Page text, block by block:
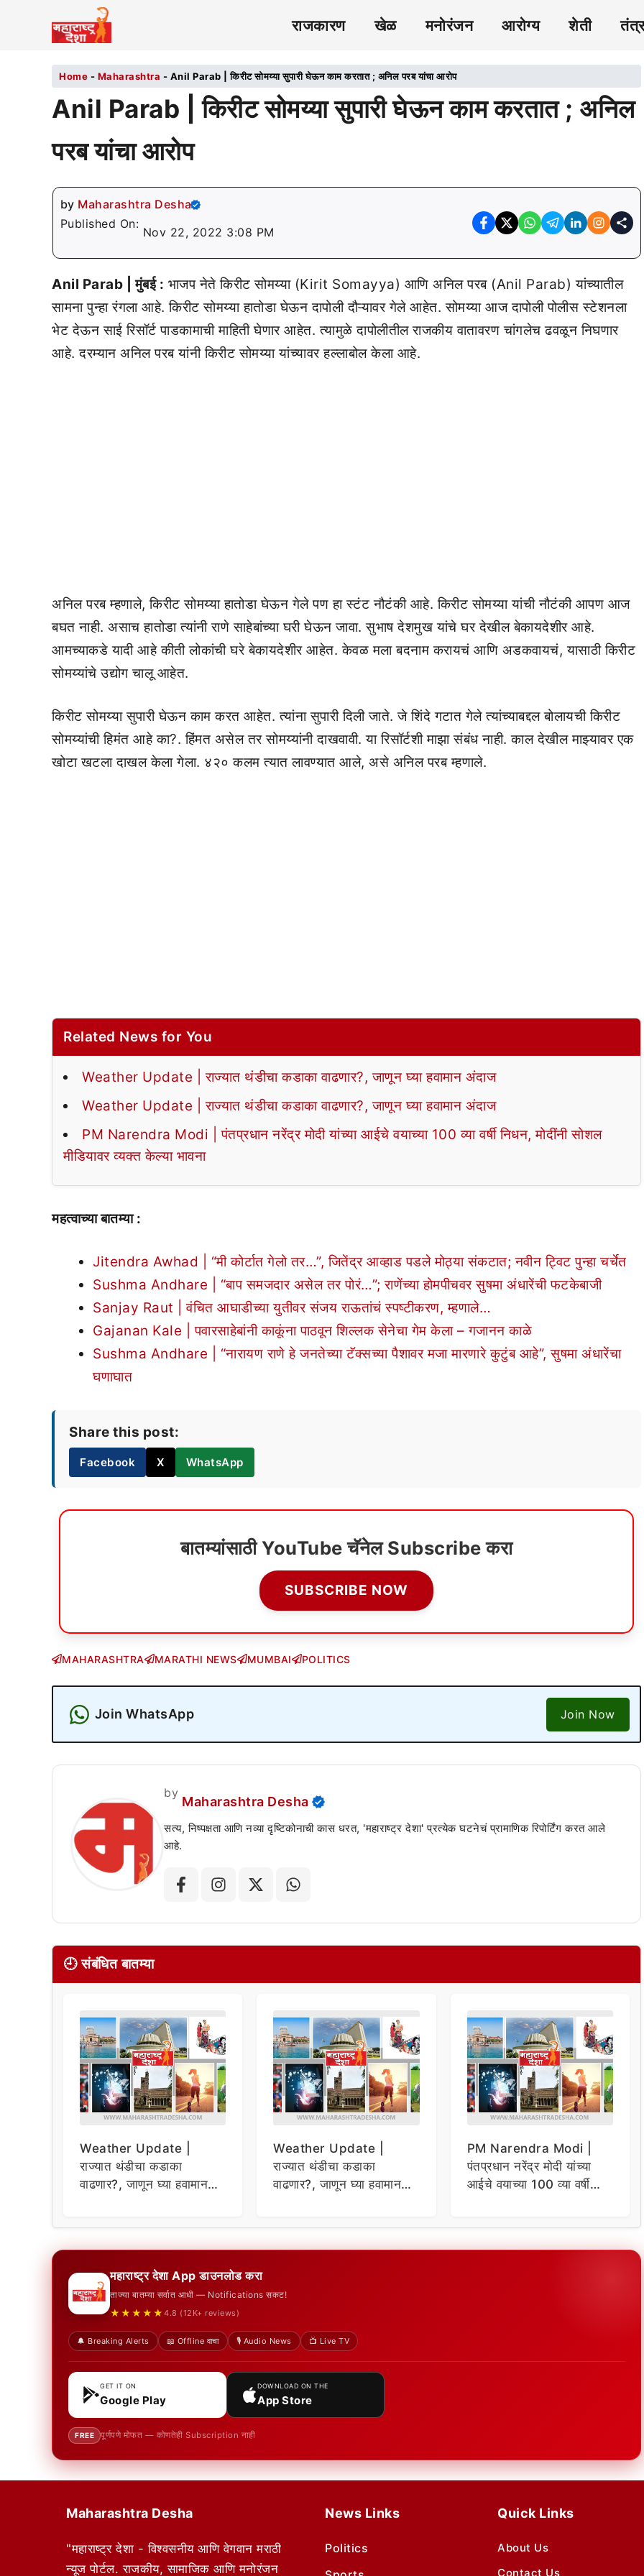
राजकारण खेळ मनोरंजन आरोग्य शेती
Home - Maharashtra - Anil Parab | किरीट सोमय्या सुपारी घेऊन काम करतात ; अनिल परब यांचा आरोप
Anil Parab | किरीट सोमय्या सुपारी घेऊन काम करतात ; अनिल
परब यांचा आरोप
by Maharashtra Desha
Published On:
Nov 22, 2022 3:08 PM
Anil Parab | मुंबई : भाजप नेते किरीट सोमय्या (Kirit Somayya) आणि अनिल परब (Anil Parab) यांच्यातील
सामना पुन्हा रंगला आहे. किरीट सोमय्या हातोडा घेऊन दापोली दौऱ्यावर गेले आहेत. सोमय्या आज दापोली पोलीस स्टेशनला
भेट देऊन साई रिसॉर्ट पाडकामाची माहिती घेणार आहेत. त्यामुळे दापोलीतील राजकीय वातावरण चांगलेच ढवळून निघणार
आहे. दरम्यान अनिल परब यांनी किरीट सोमय्या यांच्यावर हल्लाबोल केला आहे.
अनिल परब म्हणाले, किरीट सोमय्या हातोडा घेऊन गेले पण हा स्टंट नौटंकी आहे. किरीट सोमय्या यांची नौटंकी आपण आज
बघत नाही. असाच हातोडा त्यांनी राणे साहेबांच्या घरी घेऊन जावा. सुभाष देशमुख यांचे घर देखील बेकायदेशीर आहे.
आमच्याकडे यादी आहे कीती लोकांची घरे बेकायदेशीर आहेत. केवळ मला बदनाम करायचं आणि अडकवायचं, यासाठी किरीट
सोमय्यांचे उद्योग चालू आहेत.
किरीट सोमय्या सुपारी घेऊन काम करत आहेत. त्यांना सुपारी दिली जाते. जे शिंदे गटात गेले त्यांच्याबद्दल बोलायची किरीट
सोमय्यांची हिमंत आहे का?. हिंमत असेल तर सोमय्यांनी दाखवावी. या रिसॉर्टशी माझा संबंध नाही. काल देखील माझ्यावर एक
खोटा खटला दाखल केला गेला. ४२० कलम त्यात लावण्यात आले, असे अनिल परब म्हणाले.
Related News for You
Weather Update | राज्यात थंडीचा कडाका वाढणार?, जाणून घ्या हवामान अंदाज
Weather Update | राज्यात थंडीचा कडाका वाढणार?, जाणून घ्या हवामान अंदाज
PM Narendra Modi | पंतप्रधान नरेंद्र मोदी यांच्या आईचे वयाच्या 100 व्या वर्षी निधन, मोदींनी सोशल
मीडियावर व्यक्त केल्या भावना
महत्वाच्या बातम्या :
Jitendra Awhad | “मी कोर्टात गेलो तर…”, जितेंद्र आव्हाड पडले मोठ्या संकटात; नवीन ट्विट पुन्हा चर्चेत
Sushma Andhare | “बाप समजदार असेल तर पोरं…”; राणेंच्या होमपीचवर सुषमा अंधारेंची फटकेबाजी
Sanjay Raut | वंचित आघाडीच्या युतीवर संजय राऊतांचं स्पष्टीकरण, म्हणाले…
Gajanan Kale | पवारसाहेबांनी काकूंना पाठवून शिल्लक सेनेचा गेम केला – गजानन काळे
Sushma Andhare | “नारायण राणे हे जनतेच्या टॅक्सच्या पैशावर मजा मारणारे कुटुंब आहे”, सुषमा अंधारेंचा
घणाघात
Share this post:
Facebook X WhatsApp
बातम्यांसाठी YouTube चॅनेल Subscribe करा
SUBSCRIBE NOW
MAHARASHTRA MARATHI NEWS MUMBAI POLITICS
Join WhatsApp Join Now
by
Maharashtra Desha
सत्य, निष्पक्षता आणि नव्या दृष्टिकोनाची कास धरत, 'महाराष्ट्र देशा' प्रत्येक घटनेचं प्रामाणिक रिपोर्टिंग करत आले
आहे.
🕘 संबंधित बातम्या
Weather Update |
राज्यात थंडीचा कडाका
वाढणार?, जाणून घ्या हवामान
Weather Update |
राज्यात थंडीचा कडाका
वाढणार?, जाणून घ्या हवामान
PM Narendra Modi |
पंतप्रधान नरेंद्र मोदी यांच्या
आईचे वयाच्या 100 व्या वर्षी
महाराष्ट्र देशा App डाउनलोड करा
ताज्या बातम्या सर्वात आधी — Notifications सकट!
★★★★★ 4.8 (12K+ reviews)
🔔 Breaking Alerts 📖 Offline वाचा 🎙️ Audio News 📺 Live TV
GET IT ON
Google Play
DOWNLOAD ON THE
App Store
FREE पूर्णपणे मोफत — कोणतेही Subscription नाही
Maharashtra Desha
"महाराष्ट्र देशा - विश्वसनीय आणि वेगवान मराठी
न्यूज पोर्टल. राजकीय, सामाजिक आणि मनोरंजन
News Links
Politics
Quick Links
About Us
Contact Us